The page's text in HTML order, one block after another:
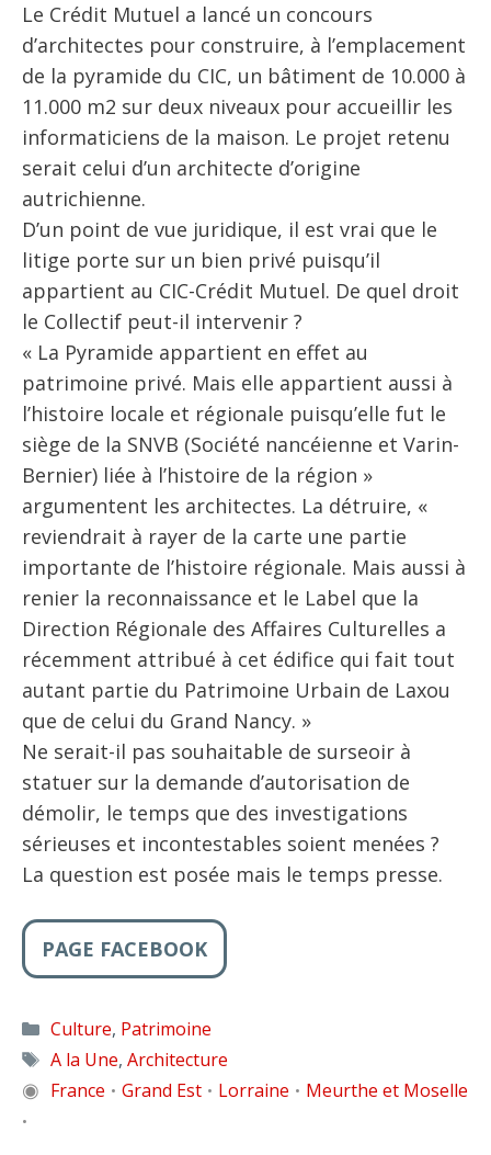
Le Crédit Mutuel a lancé un concours
d’architectes pour construire, à l’emplacement
de la pyramide du CIC, un bâtiment de 10.000 à
11.000 m2 sur deux niveaux pour accueillir les
informaticiens de la maison. Le projet retenu
serait celui d’un architecte d’origine
autrichienne.
D’un point de vue juridique, il est vrai que le
litige porte sur un bien privé puisqu’il
appartient au CIC-Crédit Mutuel. De quel droit
le Collectif peut-il intervenir ?
« La Pyramide appartient en effet au
patrimoine privé. Mais elle appartient aussi à
l’histoire locale et régionale puisqu’elle fut le
siège de la SNVB (Société nancéienne et Varin-
Bernier) liée à l’histoire de la région »
argumentent les architectes. La détruire, «
reviendrait à rayer de la carte une partie
importante de l’histoire régionale. Mais aussi à
renier la reconnaissance et le Label que la
Direction Régionale des Affaires Culturelles a
récemment attribué à cet édifice qui fait tout
autant partie du Patrimoine Urbain de Laxou
que de celui du Grand Nancy. »
Ne serait-il pas souhaitable de surseoir à
statuer sur la demande d’autorisation de
démolir, le temps que des investigations
sérieuses et incontestables soient menées ?
La question est posée mais le temps presse.
PAGE FACEBOOK
Catégories
Culture, Patrimoine
Étiquettes
A la Une, Architecture
◉ France • Grand Est • Lorraine • Meurthe et Moselle
•